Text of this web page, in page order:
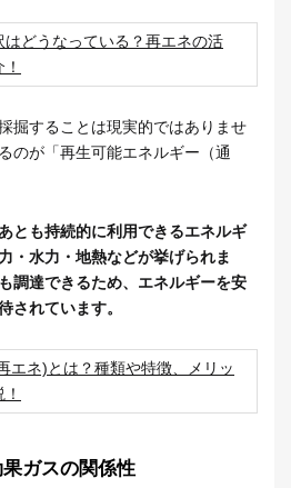
はどうなっている？再エネの活
掘することは現実的ではありませ
のが「再生可能エネルギー（通
とも持続的に利用できるエネルギ
・水力・地熱などが挙げられま
調達できるため、エネルギーを安
されています。
エネ)とは？種類や特徴、メリッ
ガスの関係性